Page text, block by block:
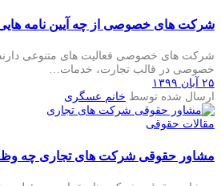
شرکت های خصوصی از چه آیین نامه
شرکت های خصوصی فعالیت های متنوعی
خصوصی در قالب تجارت، خدمات…
۲۵ آبان ۱۳۹۹
ارسال شده توسط خانم عسگری
مقالات حقوقی
مشاور حقوقی شرکت های تجاری چه